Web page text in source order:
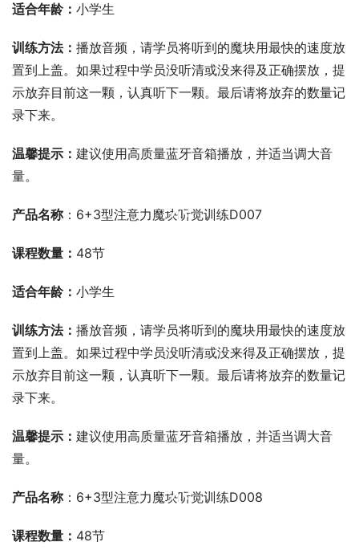
适合年龄： 小学生
训练方法： 播放音频，请学员将听到的魔块用最快的速度放
置到上盖。如果过程中学员没听清或没来得及正确摆放，提
示放弃目前这一颗，认真听下一颗。最后请将放弃的数量记
录下来。
温馨提示： 建议使用高质量蓝牙音箱播放，并适当调大音
量。
产品名称：6+3型注意力魔块听觉训练D007
课程数量： 48节
适合年龄： 小学生
训练方法： 播放音频，请学员将听到的魔块用最快的速度放
置到上盖。如果过程中学员没听清或没来得及正确摆放，提
示放弃目前这一颗，认真听下一颗。最后请将放弃的数量记
录下来。
温馨提示： 建议使用高质量蓝牙音箱播放，并适当调大音
量。
产品名称：6+3型注意力魔块听觉训练D008
课程数量： 48节